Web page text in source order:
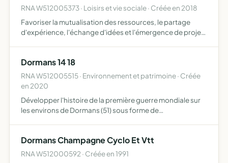
RNA W512005373 · Loisirs et vie sociale · Créée en 2018
Favoriser la mutualisation des ressources, le partage
d'expérience, l'échange d'idées et l'émergence de projets
Dormans 14 18
RNA W512005515 · Environnement et patrimoine · Créée
en 2020
Développer l'histoire de la première guerre mondiale sur
les environs de Dormans (51) sous forme de
Dormans Champagne Cyclo Et Vtt
RNA W512000592 · Créée en 1991